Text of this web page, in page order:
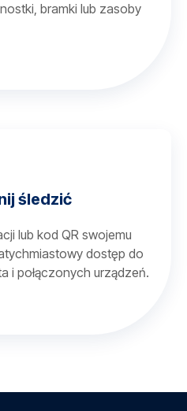
bramki lub zasoby
śledzić
lub kod QR swojemu
dostęp do
i połączonych urządzeń.